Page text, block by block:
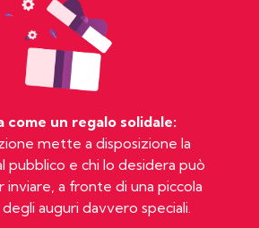
come un regalo solidale:
mette a disposizione la
pubblico e chi lo desidera può
inviare, a fronte di una piccola
auguri davvero speciali.